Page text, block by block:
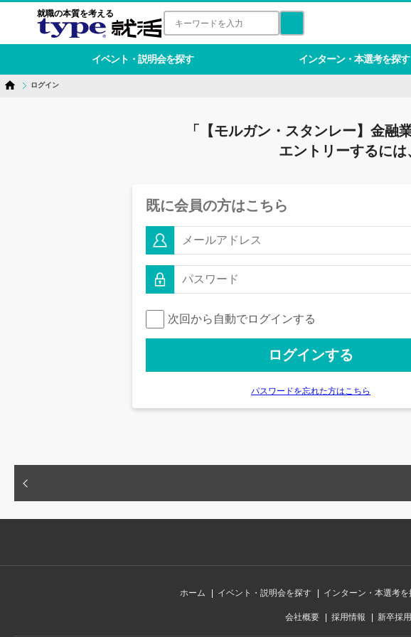
就職の本質を考える
イベント・説明会を探す インターン・本選考を探す
ログイン
「【モルガン・スタンレー】金
エントリーするには
既に会員の方はこちら
次回から自動でログインする
パスワードを忘れた方はこちら
ホーム イベント・説明会を探す インターン・本選考を
会社概要 採用情報 新卒採